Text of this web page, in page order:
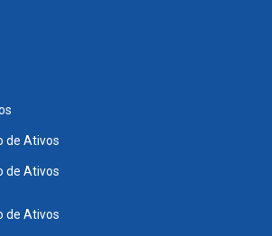
de Ativos
de Ativos
de Ativos